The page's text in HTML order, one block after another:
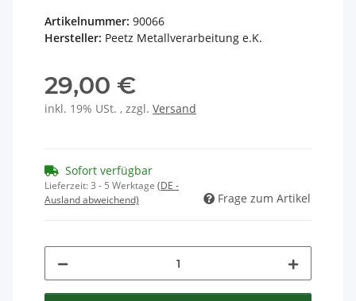
Artikelnummer: 90066
Hersteller: Peetz Metallverarbeitung e.K.
29,00 €
inkl. 19% USt. , zzgl. Versand
Sofort verfügbar
Lieferzeit:3 - 5 Werktage (DE -
Ausland abweichend)
Frage zum Artikel